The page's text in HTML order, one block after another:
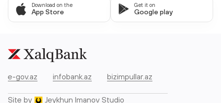
Download on the
App Store
Get it on
Google play
e-gov.az infobank.az bizimpullar.az
Site by Jeykhun Imanov Studio